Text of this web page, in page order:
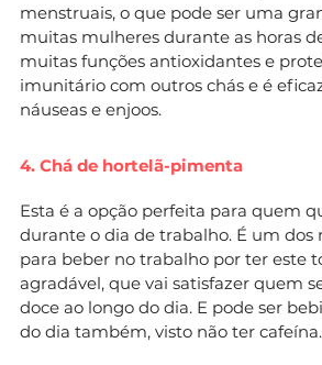
menstruais, o que pode ser uma
muitas mulheres durante as horas
muitas funções antioxidantes e
imunitário com outros chás e é
náuseas e enjoos.
4. Chá de hortelã-pimenta
Esta é a opção perfeita para quem
durante o dia de trabalho. É um dos
para beber no trabalho por ter este
agradável, que vai satisfazer quem
doce ao longo do dia. E pode ser
do dia também, visto não ter cafeína.